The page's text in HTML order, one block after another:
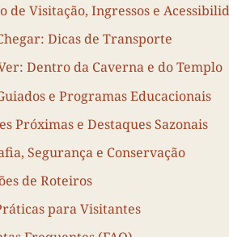
de Visitação, Ingressos e
Dicas de Transporte
Dentro da Caverna e do Templo
e Programas Educacionais
Próximas e Destaques Sazonais
Segurança e Conservação
de Roteiros
para Visitantes